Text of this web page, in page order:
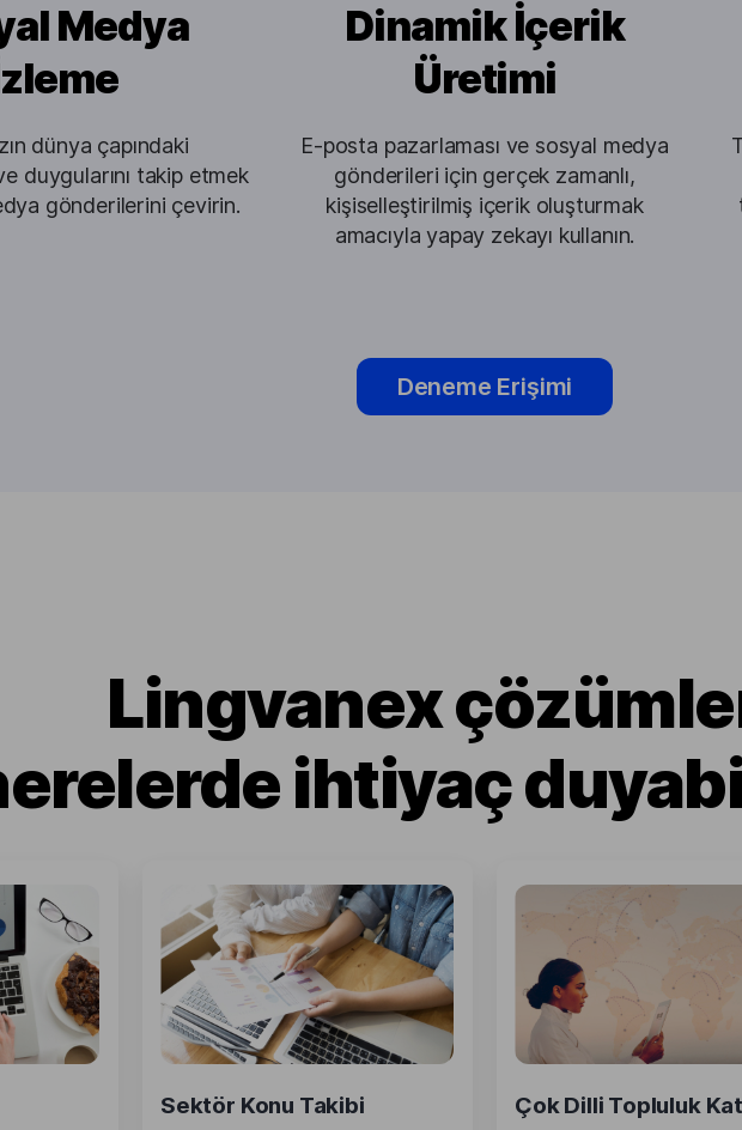
Medya
dünya çapındaki
duygularını takip etmek
gönderilerini çevirin.
Dinamik İçerik
Üretimi
E-posta pazarlaması ve sosyal medya
gönderileri için gerçek zamanlı,
kişiselleştirilmiş içerik oluşturmak
amacıyla yapay zekayı kullanın.
Deneme Erişimi
Lingvanex
ihtiyaç
Sektör Konu Takibi Çok Dilli Topluluk